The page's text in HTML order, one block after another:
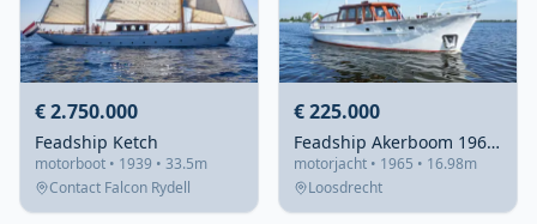
€ 2.750.000
Feadship Ketch
motorboot • 1939 • 33.5m
Contact Falcon Rydell
€ 225.000
Feadship Akerboom 1965 – Stalen klassieker Loosdrecht
motorjacht • 1965 • 16.98m
Loosdrecht